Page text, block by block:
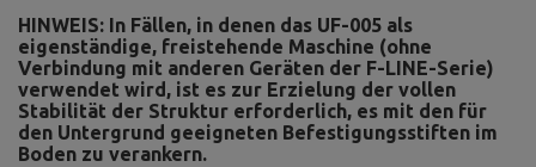
HINWEIS: In Fällen, in denen das UF-005 als
eigenständige, freistehende Maschine (ohne
Verbindung mit anderen Geräten der F-LINE-Serie)
verwendet wird, ist es zur Erzielung der vollen
Stabilität der Struktur erforderlich, es mit den für
den Untergrund geeigneten Befestigungsstiften im
Boden zu verankern.